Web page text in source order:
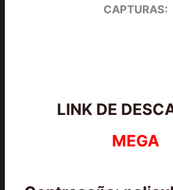
CAPTURAS:
LINK DE
MEGA